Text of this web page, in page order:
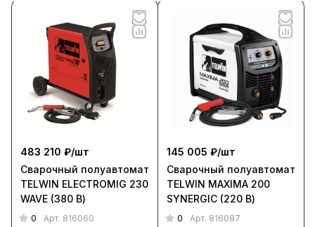
483 210 ₽/шт
Сварочный полуавтомат
TELWIN ELECTROMIG 230
WAVE (380 В)
0 Арт. 816060
145 005 ₽/шт
Сварочный полуавтомат
TELWIN MAXIMA 200
SYNERGIC (220 В)
0 Арт. 816087